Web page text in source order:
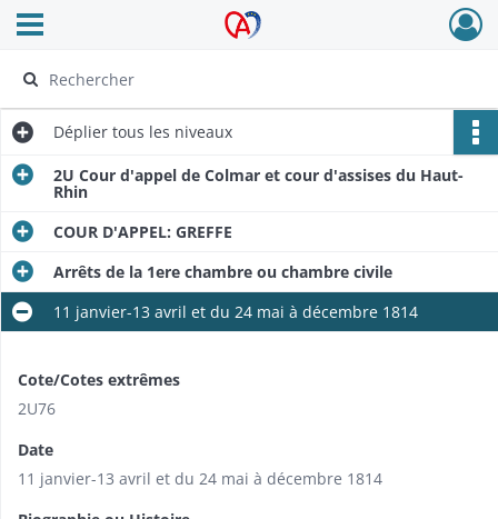
Archives Alsace - Colmar
Ouvrir le menu déroulant
Déplier tous les niveaux
2U Cour d'appel de Colmar et cour d'assises du Haut-
Rhin
COUR D'APPEL: GREFFE
Arrêts de la 1ere chambre ou chambre civile
11 janvier-13 avril et du 24 mai à décembre 1814
Cote/Cotes extrêmes
2U76
Date
11 janvier-13 avril et du 24 mai à décembre 1814